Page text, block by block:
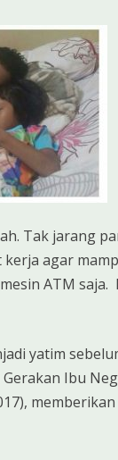
Tak jarang
agar
ATM
yatim
Ibu